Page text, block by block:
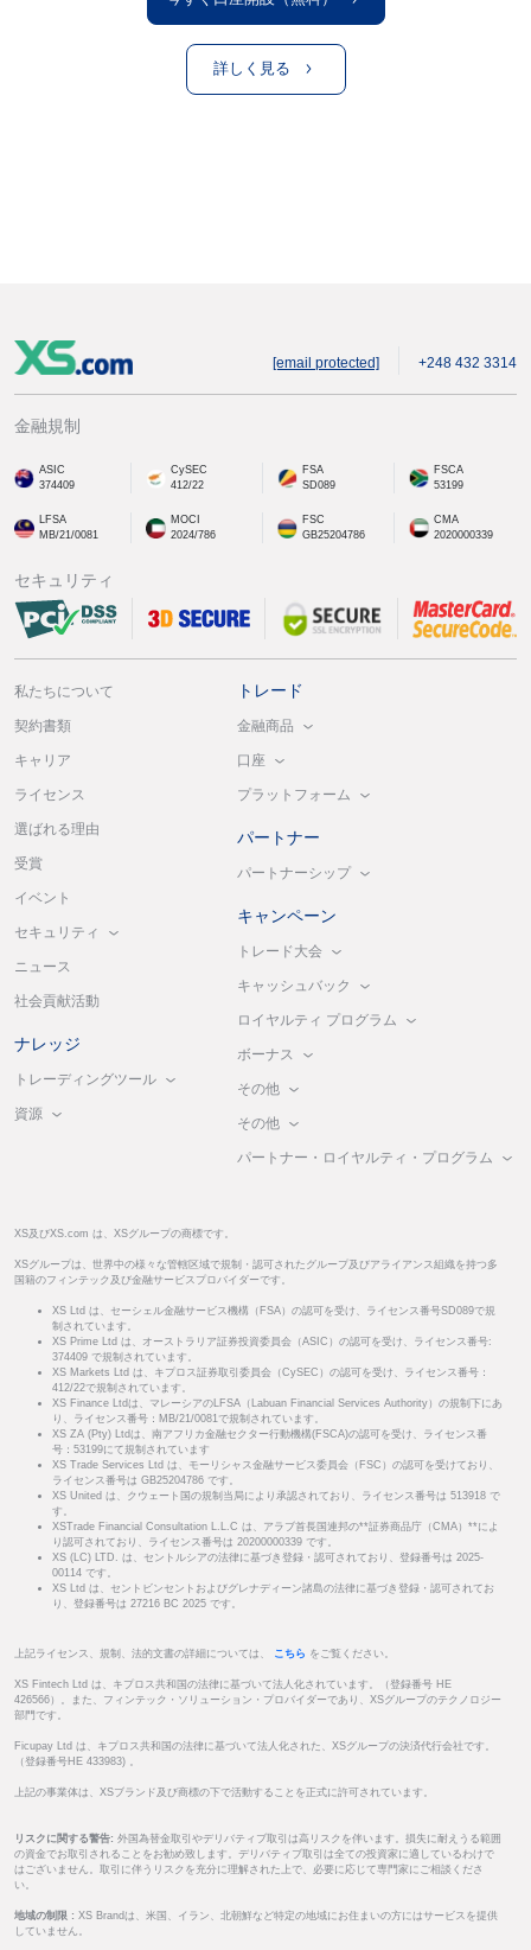
詳しく見る
[email protected] +248 432 3314
金融規制
ASIC
374409
CySEC
412/22
FSA
SD089
FSCA
53199
LFSA
MB/21/0081
MOCI
2024/786
FSC
GB25204786
CMA
2020000339
セキュリティ
私たちについて
契約書類
キャリア
ライセンス
選ばれる理由
受賞
イベント
セキュリティ
ニュース
社会貢献活動
ナレッジ
トレーディングツール
資源
トレード
金融商品
口座
プラットフォーム
パートナー
パートナーシップ
キャンペーン
トレード大会
キャッシュバック
ロイヤルティ プログラム
ボーナス
その他
その他
パートナー・ロイヤルティ・プログラム
XS及びXS.com は、XSグループの商標です。
XSグループは、世界中の様々な管轄区域で規制・認可されたグループ及びアライアンス組織を持つ多
国籍のフィンテック及び金融サービスプロバイダーです。
XS Ltd は、セーシェル金融サービス機構（FSA）の認可を受け、ライセンス番号SD089で規
制されています。
XS Prime Ltd は、オーストラリア証券投資委員会（ASIC）の認可を受け、ライセンス番号:
374409 で規制されています。
XS Markets Ltd は、キプロス証券取引委員会（CySEC）の認可を受け、ライセンス番号：
412/22で規制されています。
XS Finance Ltdは、マレーシアのLFSA（Labuan Financial Services Authority）の規制下にあ
り、ライセンス番号：MB/21/0081で規制されています。
XS ZA (Pty) Ltdは、南アフリカ金融セクター行動機構(FSCA)の認可を受け、ライセンス番
号：53199にて規制されています
XS Trade Services Ltd は、モーリシャス金融サービス委員会（FSC）の認可を受けており、
ライセンス番号は GB25204786 です。
XS United は、クウェート国の規制当局により承認されており、ライセンス番号は 513918 で
す。
XSTrade Financial Consultation L.L.C は、アラブ首長国連邦の**証券商品庁（CMA）**によ
り認可されており、ライセンス番号は 20200000339 です。
XS (LC) LTD. は、セントルシアの法律に基づき登録・認可されており、登録番号は 2025-
00114 です。
XS Ltd は、セントビンセントおよびグレナディーン諸島の法律に基づき登録・認可されてお
り、登録番号は 27216 BC 2025 です。
上記ライセンス、規制、法的文書の詳細については、 こちら をご覧ください。
XS Fintech Ltd は、キプロス共和国の法律に基づいて法人化されています。（登録番号 HE
426566）。また、フィンテック・ソリューション・プロバイダーであり、XSグループのテクノロジー
部門です。
Ficupay Ltd は、キプロス共和国の法律に基づいて法人化された、XSグループの決済代行会社です。
（登録番号HE 433983) 。
上記の事業体は、XSブランド及び商標の下で活動することを正式に許可されています。
リスクに関する警告: 外国為替金取引やデリバティブ取引は高リスクを伴います。損失に耐えうる範囲
の資金でお取引されることをお勧め致します。デリバティブ取引は全ての投資家に適しているわけで
はございません。取引に伴うリスクを充分に理解された上で、必要に応じて専門家にご相談くださ
い。
地域の制限 : XS Brandは、米国、イラン、北朝鮮など特定の地域にお住まいの方にはサービスを提供
していません。